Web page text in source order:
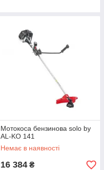
Мотокоса бензинова solo by
AL-KO 141
Немає в наявності
16 384 ₴